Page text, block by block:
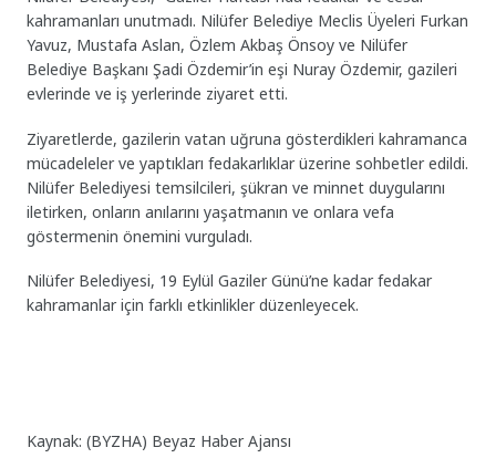
kahramanları unutmadı. Nilüfer Belediye Meclis Üyeleri Furkan
Yavuz, Mustafa Aslan, Özlem Akbaş Önsoy ve Nilüfer
Belediye Başkanı Şadi Özdemir’in eşi Nuray Özdemir, gazileri
evlerinde ve iş yerlerinde ziyaret etti.
​Ziyaretlerde, gazilerin vatan uğruna gösterdikleri kahramanca
mücadeleler ve yaptıkları fedakarlıklar üzerine sohbetler edildi.
Nilüfer Belediyesi temsilcileri, şükran ve minnet duygularını
iletirken, onların anılarını yaşatmanın ve onlara vefa
göstermenin önemini vurguladı.
Nilüfer Belediyesi, 19 Eylül Gaziler Günü’ne kadar fedakar
kahramanlar için farklı etkinlikler düzenleyecek.
Kaynak: (BYZHA) Beyaz Haber Ajansı